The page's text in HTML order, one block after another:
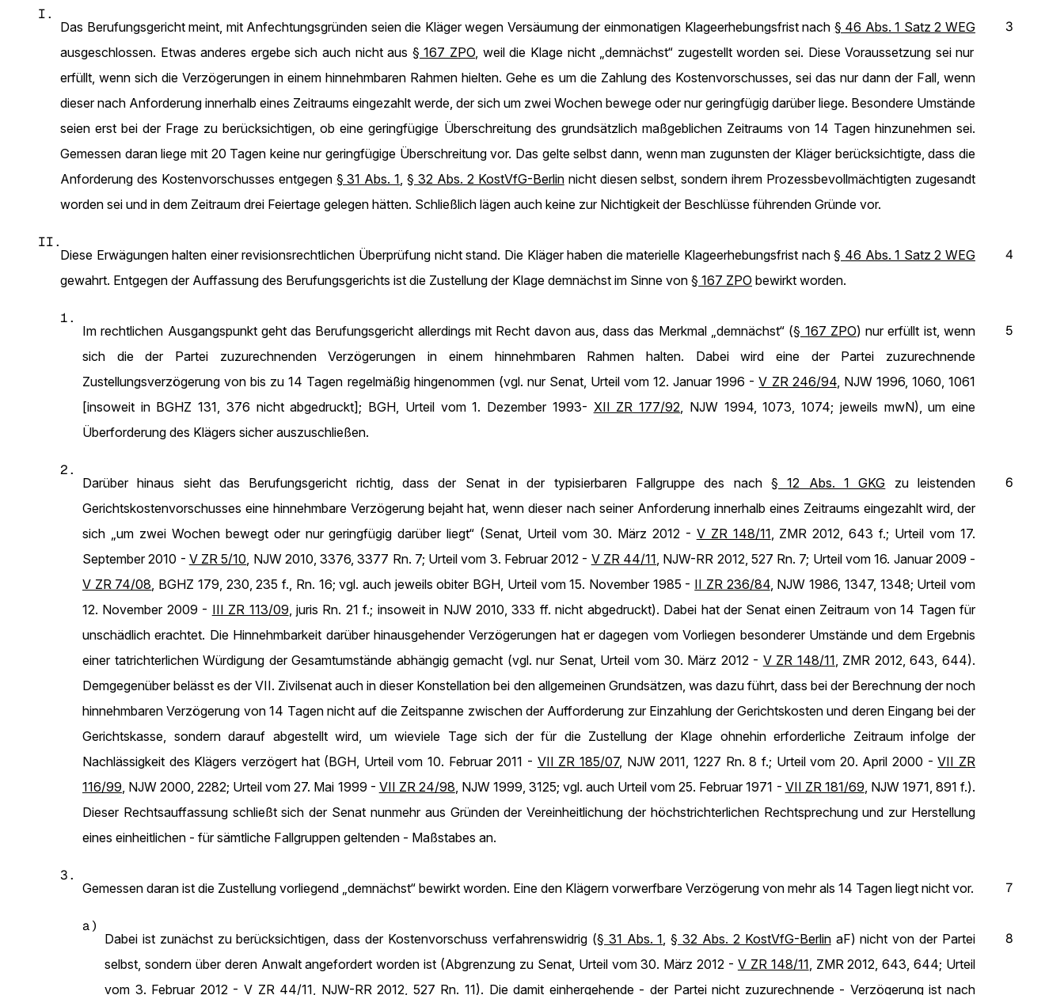
I.
3
Das Berufungsgericht meint, mit Anfechtungsgründen seien die Kläger wegen Versäumung der einmonatigen Klageerhebungsfrist nach § 46 Abs. 1 Satz 2 WEG
ausgeschlossen. Etwas anderes ergebe sich auch nicht aus § 167 ZPO, weil die Klage nicht „demnächst“ zugestellt worden sei. Diese Voraussetzung sei nur
erfüllt, wenn sich die Verzögerungen in einem hinnehmbaren Rahmen hielten. Gehe es um die Zahlung des Kostenvorschusses, sei das nur dann der Fall, wenn
dieser nach Anforderung innerhalb eines Zeitraums eingezahlt werde, der sich um zwei Wochen bewege oder nur geringfügig darüber liege. Besondere Umstände
seien erst bei der Frage zu berücksichtigen, ob eine geringfügige Überschreitung des grundsätzlich maßgeblichen Zeitraums von 14 Tagen hinzunehmen sei.
Gemessen daran liege mit 20 Tagen keine nur geringfügige Überschreitung vor. Das gelte selbst dann, wenn man zugunsten der Kläger berücksichtigte, dass die
Anforderung des Kostenvorschusses entgegen § 31 Abs. 1,§ 32 Abs. 2 KostVfG-Berlinnicht diesen selbst, sondern ihrem Prozessbevollmächtigten zugesandt
worden sei und in dem Zeitraum drei Feiertage gelegen hätten. Schließlich lägen auch keine zur Nichtigkeit der Beschlüsse führenden Gründe vor.
II.
4
Diese Erwägungen halten einer revisionsrechtlichen Überprüfung nicht stand. Die Kläger haben die materielle Klageerhebungsfrist nach§ 46 Abs. 1 Satz 2 WEG
gewahrt. Entgegen der Auffassung des Berufungsgerichts ist die Zustellung der Klage demnächst im Sinne von § 167 ZPO bewirkt worden.
1.
5
Im rechtlichen Ausgangspunkt geht das Berufungsgericht allerdings mit Recht davon aus, dass das Merkmal „demnächst“ (§ 167 ZPO) nur erfüllt ist, wenn
sich die der Partei zuzurechnenden Verzögerungen in einem hinnehmbaren Rahmen halten. Dabei wird eine der Partei zuzurechnende
Zustellungsverzögerung von bis zu 14 Tagen regelmäßig hingenommen (vgl. nur Senat, Urteil vom 12. Januar 1996 -V ZR 246/94, NJW 1996, 1060, 1061
[insoweit in BGHZ 131, 376 nicht abgedruckt]; BGH, Urteil vom 1. Dezember 1993- XII ZR 177/92, NJW 1994, 1073, 1074; jeweils mwN), um eine
Überforderung des Klägers sicher auszuschließen.
2.
6
Darüber hinaus sieht das Berufungsgericht richtig, dass der Senat in der typisierbaren Fallgruppe des nach § 12 Abs. 1 GKG zu leistenden
Gerichtskostenvorschusses eine hinnehmbare Verzögerung bejaht hat, wenn dieser nach seiner Anforderung innerhalb eines Zeitraums eingezahlt wird, der
sich „um zwei Wochen bewegt oder nur geringfügig darüber liegt“ (Senat, Urteil vom 30. März 2012 - V ZR 148/11, ZMR 2012, 643 f.; Urteil vom 17.
September 2010 - V ZR 5/10, NJW 2010, 3376, 3377 Rn. 7; Urteil vom 3. Februar 2012 - V ZR 44/11, NJW-RR 2012, 527 Rn. 7; Urteil vom 16. Januar 2009 -
V ZR 74/08, BGHZ 179, 230, 235 f., Rn. 16; vgl. auch jeweils obiter BGH, Urteil vom 15. November 1985 - II ZR 236/84, NJW 1986, 1347, 1348; Urteil vom
12. November 2009 - III ZR 113/09, juris Rn. 21 f.; insoweit in NJW 2010, 333 ff. nicht abgedruckt). Dabei hat der Senat einen Zeitraum von 14 Tagen für
unschädlich erachtet. Die Hinnehmbarkeit darüber hinausgehender Verzögerungen hat er dagegen vom Vorliegen besonderer Umstände und dem Ergebnis
einer tatrichterlichen Würdigung der Gesamtumstände abhängig gemacht (vgl. nur Senat, Urteil vom 30. März 2012 - V ZR 148/11, ZMR 2012, 643, 644).
Demgegenüber belässt es der VII. Zivilsenat auch in dieser Konstellation bei den allgemeinen Grundsätzen, was dazu führt, dass bei der Berechnung der noch
hinnehmbaren Verzögerung von 14 Tagen nicht auf die Zeitspanne zwischen der Aufforderung zur Einzahlung der Gerichtskosten und deren Eingang bei der
Gerichtskasse, sondern darauf abgestellt wird, um wieviele Tage sich der für die Zustellung der Klage ohnehin erforderliche Zeitraum infolge der
Nachlässigkeit des Klägers verzögert hat (BGH, Urteil vom 10. Februar 2011 - VII ZR 185/07, NJW 2011, 1227 Rn. 8 f.; Urteil vom 20. April 2000 -VII ZR
116/99, NJW 2000, 2282; Urteil vom 27. Mai 1999 - VII ZR 24/98, NJW 1999, 3125; vgl. auch Urteil vom 25. Februar 1971 - VII ZR 181/69, NJW 1971, 891 f.).
Dieser Rechtsauffassung schließt sich der Senat nunmehr aus Gründen der Vereinheitlichung der höchstrichterlichen Rechtsprechung und zur Herstellung
eines einheitlichen - für sämtliche Fallgruppen geltenden - Maßstabes an.
3.
7
Gemessen daran ist die Zustellung vorliegend „demnächst“ bewirkt worden. Eine den Klägern vorwerfbare Verzögerung von mehr als 14 Tagen liegt nicht vor.
a)
8
Dabei ist zunächst zu berücksichtigen, dass der Kostenvorschuss verfahrenswidrig (§ 31 Abs. 1,§ 32 Abs. 2 KostVfG-BerlinaF) nicht von der Partei
selbst, sondern über deren Anwalt angefordert worden ist (Abgrenzung zu Senat, Urteil vom 30. März 2012 - V ZR 148/11, ZMR 2012, 643, 644; Urteil
vom 3. Februar 2012 - V ZR 44/11, NJW-RR 2012, 527 Rn. 11). Die damit einhergehende - der Partei nicht zuzurechnende - Verzögerung ist nach